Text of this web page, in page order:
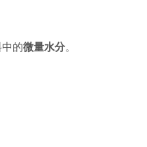
的微量水分。